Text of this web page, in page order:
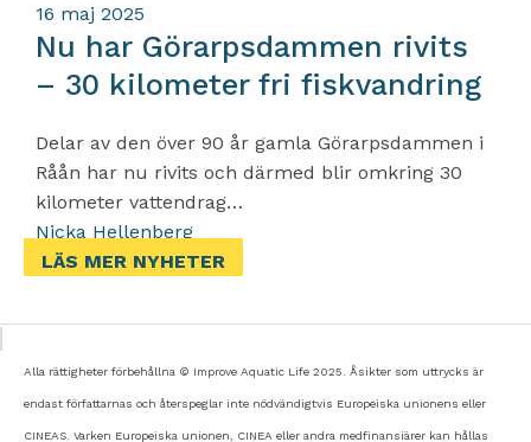
16 maj 2025
Nu har Görarpsdammen rivits
– 30 kilometer fri fiskvandring
Delar av den över 90 år gamla Görarpsdammen i
Råån har nu rivits och därmed blir omkring 30
kilometer vattendrag…
Nicka Hellenberg
LÄS MER NYHETER
Alla rättigheter förbehållna © Improve Aquatic Life 2025. Åsikter som uttrycks är
endast författarnas och återspeglar inte nödvändigtvis Europeiska unionens eller
CINEAS. Varken Europeiska unionen, CINEA eller andra medfinansiärer kan hållas